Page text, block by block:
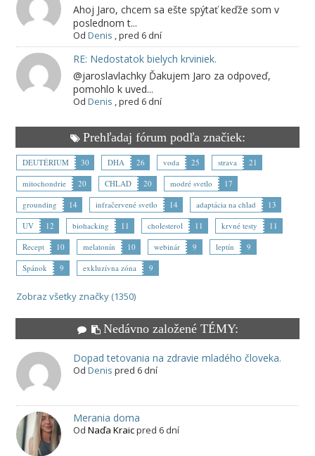
Ahoj Jaro, chcem sa ešte spýtať keďže som v
poslednom t...
Od Denis ,pred 6 dní
RE: Nedostatok bielych krviniek.
@jaroslavlachky Ďakujem Jaro za odpoveď,
pomohlo k uved...
Od Denis ,pred 6 dní
Prehľadaj fórum podľa značiek:
DEUTÉRIUM 30 DHA 26 voda 25 strava
21
mitochondrie
20 CHLAD 20 modré svetlo
17
grounding
14 infračervené svetlo 14 adaptácia na chlad
13
UV
12 biohacking 11 cholesterol 11 krvné testy
11
Recept
10 melatonín 10 webinár 9 leptín
9
Spánok
9 exkluzívna zóna 9
Zobraz všetky značky (1350)
Nedávno založené TÉMY:
Dopad tetovania na zdravie mladého človeka.
Od Denis pred 6 dní
Merania doma
Od Naďa Kraicpred 6 dní